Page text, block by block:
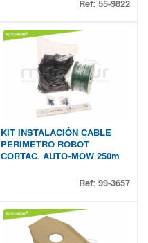
Ref: 55-9822
KIT INSTALACIÓN CABLE
PERIMETRO ROBOT
CORTAC. AUTO-MOW 250m
Ref: 99-3657